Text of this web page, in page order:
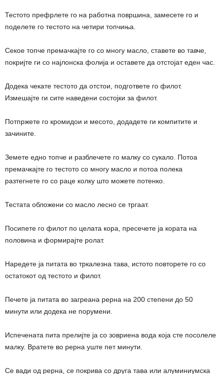
Тестото префрлете го на работна површина, замесете го и
поделете го тестото на четири топчиња.
Секое топче премачкајте го со многу масло, ставете во тавче,
покријте ги со најлонска фолија и оставете да отстојат еден час.
Додека чекате тестото да отстои, подгответе го филот.
Измешајте ги сите наведени состојки за филот.
Потпржете го кромидои и месото, додадете ги компитите и
зачините.
Земете едно топче и разблечете го малку со сукало. Потоа
премачкајте го тестото со многу масло и потоа полека
разтегнете го со раце колку што можете потенко.
Тестата обложени со масло лесно се тргаат.
Посипете го филот по целата кора, пресечете ја кората на
половина и формирајте ролат.
Наредете ја питата во тркалезна тава, истото повторете го со
остатокот од тестото и филот.
Печете ја питата во загреана рерна на 200 степени до 50
минути или додека не порумени.
Испечената пита прелијте ја со зовриена вода која сте посолеле
малку. Вратете во рерна уште пет минути.
Се вади од рерна, се покрива со друга тава или алуминиумска